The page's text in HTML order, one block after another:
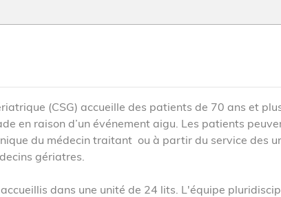
(CSG) accueille des patients de 70 ans et
en raison d’un événement aigu. Les patients
du médecin traitant ou à partir du service des
gériatres.
dans une unité de 24 lits. L'équipe